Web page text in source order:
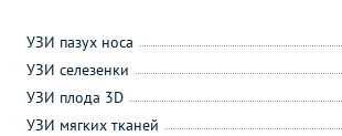
УЗИ пазух носа
УЗИ селезенки
УЗИ плода 3D
УЗИ мягких тканей